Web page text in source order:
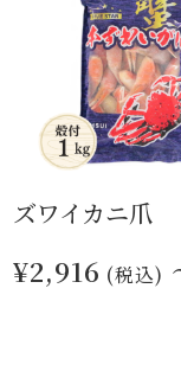
ズワイカニ爪
¥2,916 (税込)